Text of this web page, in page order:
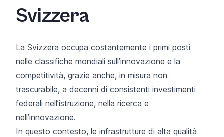
Svizzera
La Svizzera occupa costantemente i primi posti
nelle classifiche mondiali sull’innovazione e la
competitività, grazie anche, in misura non
trascurabile, a decenni di consistenti investimenti
federali nell’istruzione, nella ricerca e
nell’innovazione.
In questo contesto, le infrastrutture di alta qualità